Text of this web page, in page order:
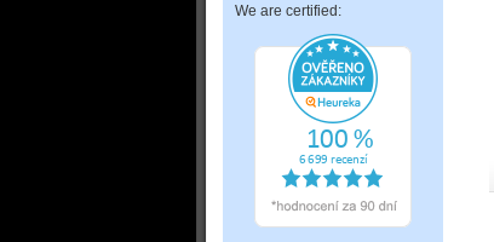
We are certified: